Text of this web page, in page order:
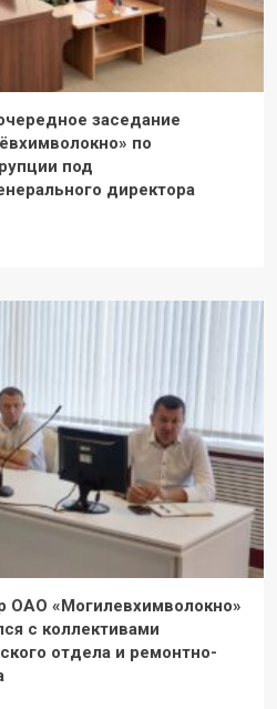
заседание
по
под
директора
ОАО «Могилевхимволокно»
с коллективами
отдела и ремонтно-